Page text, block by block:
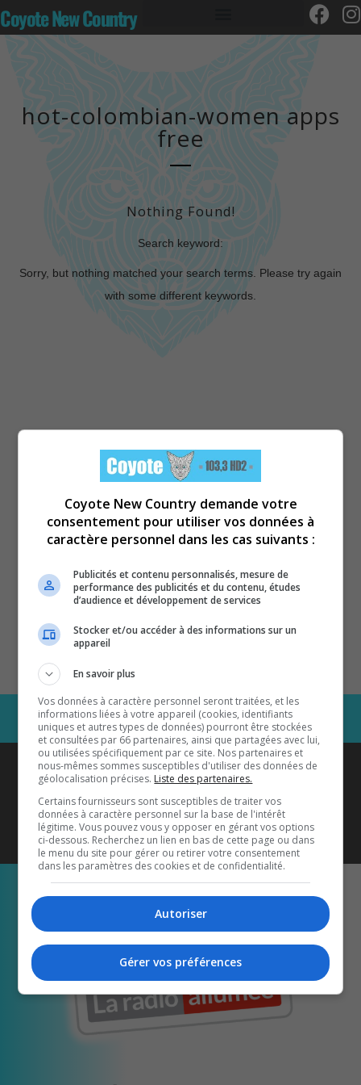
Coyote New Country
hot-colombian-women apps
free
Nothing Found!
Search keyword:
Sorry, but nothing matched your search terms. Please try again
with some different keywords.
Coyote New Countryest diffusé
également sur1033 HD2
Écoutez-nous aussi sur…
Coyote New Country demande votre
consentement pour utiliser vos données à
caractère personnel dans les cas suivants :
Publicités et contenu personnalisés, mesure de
performance des publicités et du contenu, études
d’audience et développement de services
Stocker et/ou accéder à des informations sur un
appareil
En savoir plus
Vos données à caractère personnel seront traitées, et les
informations liées à votre appareil (cookies, identifiants
uniques et autres types de données) pourront être stockées
et consultées par 66 partenaires, ainsi que partagées avec lui,
ou utilisées spécifiquement par ce site. Nos partenaires et
nous-mêmes sommes susceptibles d'utiliser des données de
géolocalisation précises. Liste des partenaires.
Certains fournisseurs sont susceptibles de traiter vos
données à caractère personnel sur la base de l'intérêt
légitime. Vous pouvez vous y opposer en gérant vos options
ci-dessous. Recherchez un lien en bas de cette page ou dans
le menu du site pour gérer ou retirer votre consentement
dans les paramètres des cookies et de confidentialité.
Autoriser
Gérer vos préférences